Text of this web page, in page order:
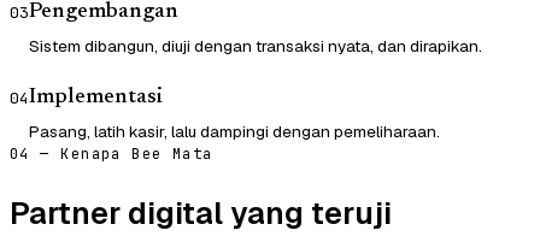
03Pengembangan
Sistem dibangun, diuji dengan transaksi nyata, dan dirapikan.
04Implementasi
Pasang, latih kasir, lalu dampingi dengan pemeliharaan.
04 — Kenapa Bee Mata
Partner digital yang teruji